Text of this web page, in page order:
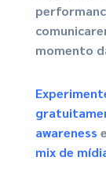
momento
awareness
mix de